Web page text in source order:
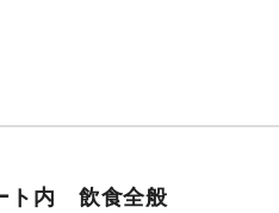
ト内 飲食全般